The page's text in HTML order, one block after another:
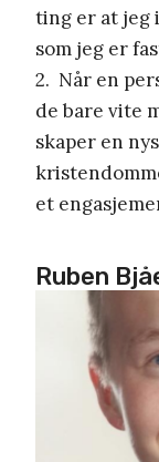
ting er at jeg
som jeg er
2. Når en
de bare vite
skaper en
et
Ruben